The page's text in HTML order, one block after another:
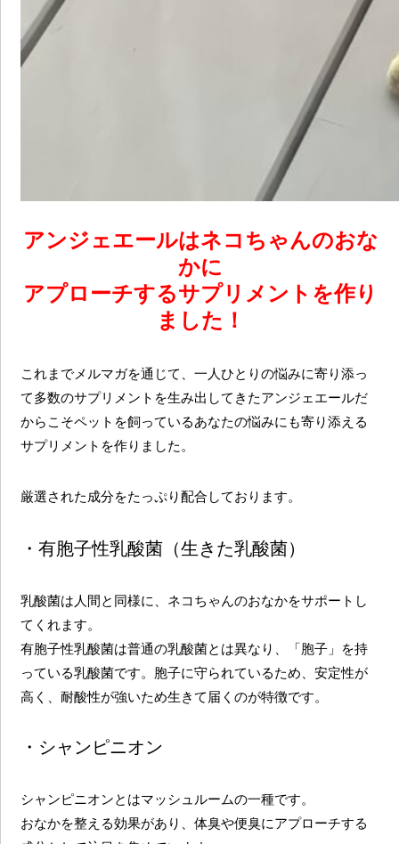
アンジェエールはネコちゃんのおな
かに
アプローチするサプリメントを作り
ました！
これまでメルマガを通じて、一人ひとりの悩みに寄り添っ
て多数のサプリメントを生み出してきたアンジェエールだ
からこそペットを飼っているあなたの悩みにも寄り添える
サプリメントを作りました。
厳選された成分をたっぷり配合しております。
・有胞子性乳酸菌（生きた乳酸菌）
乳酸菌は人間と同様に、ネコちゃんのおなかをサポートし
てくれます。
有胞子性乳酸菌は普通の乳酸菌とは異なり、「胞子」を持
っている乳酸菌です。胞子に守られているため、安定性が
高く、耐酸性が強いため生きて届くのが特徴です。
・シャンピニオン
シャンピニオンとはマッシュルームの一種です。
おなかを整える効果があり、体臭や便臭にアプローチする